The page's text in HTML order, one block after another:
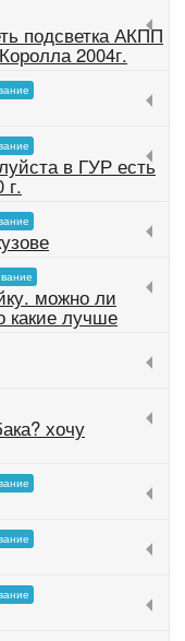
подсветка АКПП
2004г.
в ГУР есть
г.
можно ли
какие лучше
хочу